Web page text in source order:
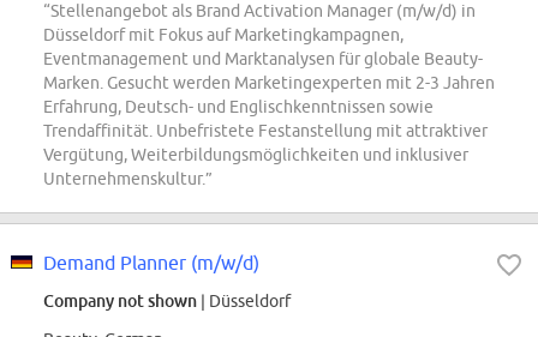
“Stellenangebot als Brand Activation Manager (m/w/d) in
Düsseldorf mit Fokus auf Marketingkampagnen,
Eventmanagement und Marktanalysen für globale Beauty-
Marken. Gesucht werden Marketingexperten mit 2-3 Jahren
Erfahrung, Deutsch- und Englischkenntnissen sowie
Trendaffinität. Unbefristete Festanstellung mit attraktiver
Vergütung, Weiterbildungsmöglichkeiten und inklusiver
Unternehmenskultur.”
Demand Planner (m/w/d)
Company not shown | Düsseldorf